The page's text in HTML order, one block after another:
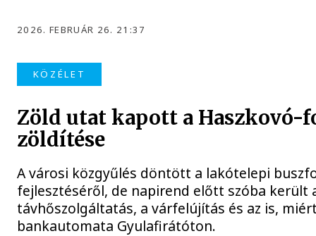
2026. FEBRUÁR 26. 21:37
KÖZÉLET
Zöld utat kapott a Haszkovó-
zöldítése
A városi közgyűlés döntött a lakótelepi
fejlesztéséről, de napirend előtt szóba került
távhőszolgáltatás, a várfelújítás és az is,
bankautomata Gyulafirátóton.